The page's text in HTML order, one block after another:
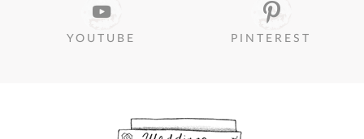
YOUTUBE PINTEREST